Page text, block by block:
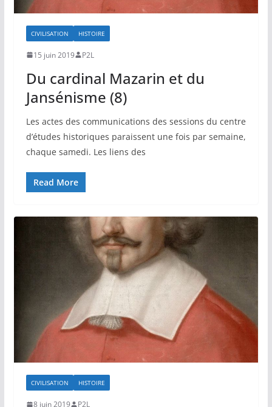
CIVILISATION HISTOIRE
15 juin 2019 P2L
Du cardinal Mazarin et du
Jansénisme (8)
Les actes des communications des sessions du centre
d’études historiques paraissent une fois par semaine,
chaque samedi. Les liens des
Read More
CIVILISATION HISTOIRE
8 juin 2019 P2L